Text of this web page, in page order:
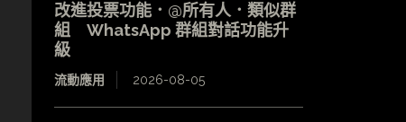
改進投票功能．@所有人．類似群
組 WhatsApp 群組對話功能升
級
流動應用 2026-08-05